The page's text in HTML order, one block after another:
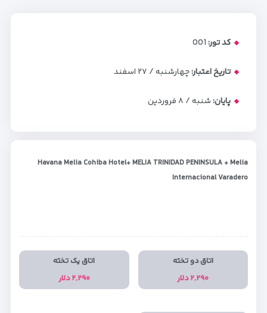
کد تور:001
تاریخ اعتبار:چهارشنبه / ۲۷ اسفند
پایان:شنبه / ۸ فروردین
Havana Melia Cohiba Hotel+ MELIA TRINIDAD PENINSULA + Melia
Internacional Varadero
اتاق دو تخته
۲,۲۹۰ دلار
اتاق یک تخته
۲,۲۹۰ دلار